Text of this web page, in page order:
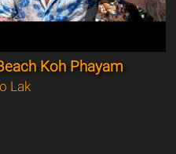
Koh Phayam
Lak